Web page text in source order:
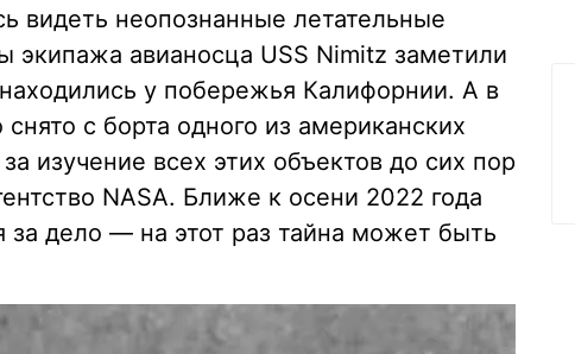
видеть неопознанные летательные
экипажа авианосца USS Nimitz заметили
у побережья Калифорнии. А в
с борта одного из американских
изучение всех этих объектов до сих пор
NASA. Ближе к осени 2022 года
за дело — на этот раз тайна может быть